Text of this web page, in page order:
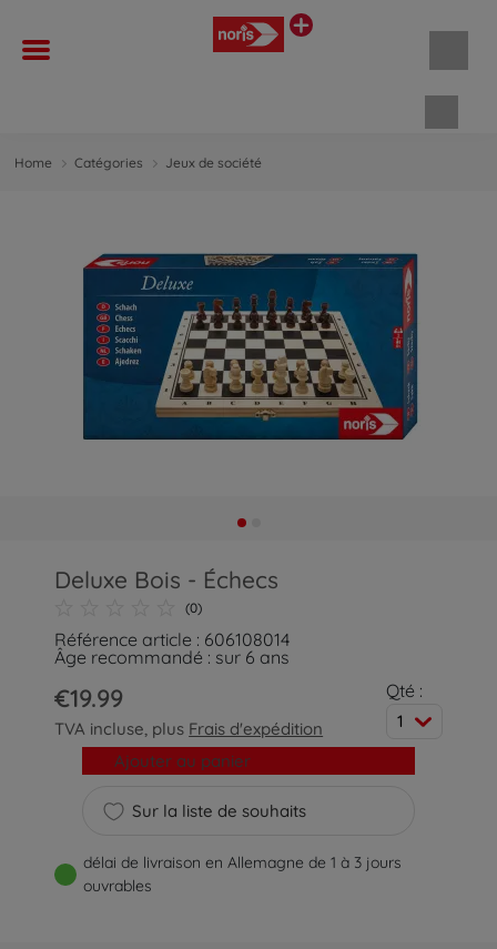
Home Catégories Jeux de société
Deluxe Bois - Échecs
(0)
Référence article : 606108014
Âge recommandé : sur 6 ans
€19.99
TVA incluse, plus Frais d'expédition
Qté :
1
Sur la liste de souhaits
Ajouter au panier
délai de livraison en Allemagne de 1 à 3 jours
ouvrables